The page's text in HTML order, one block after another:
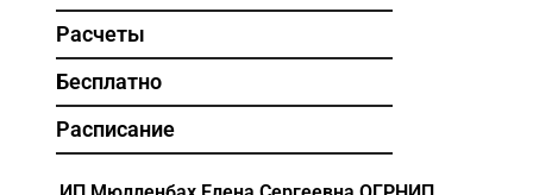
Расчеты
Бесплатно
Расписание